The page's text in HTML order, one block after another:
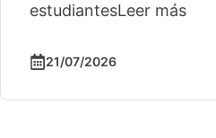
estudiantesLeer más
21/07/2026